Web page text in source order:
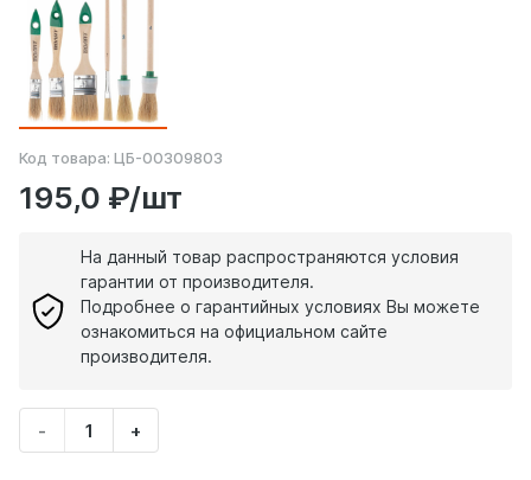
Код товара: ЦБ-00309803
195,0 ₽/шт
На данный товар распространяются условия
гарантии от производителя.
Подробнее о гарантийных условиях Вы можете
ознакомиться на официальном сайте
производителя.
-
Укажите
количество
+